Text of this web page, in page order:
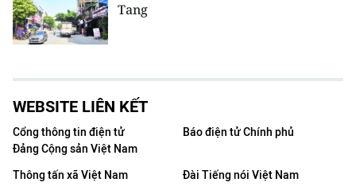
Tang
WEBSITE LIÊN KẾT
Cổng thông tin điện tử
Đảng Cộng sản Việt Nam
Báo điện tử Chính phủ
Thông tấn xã Việt Nam
Đài Tiếng nói Việt Nam